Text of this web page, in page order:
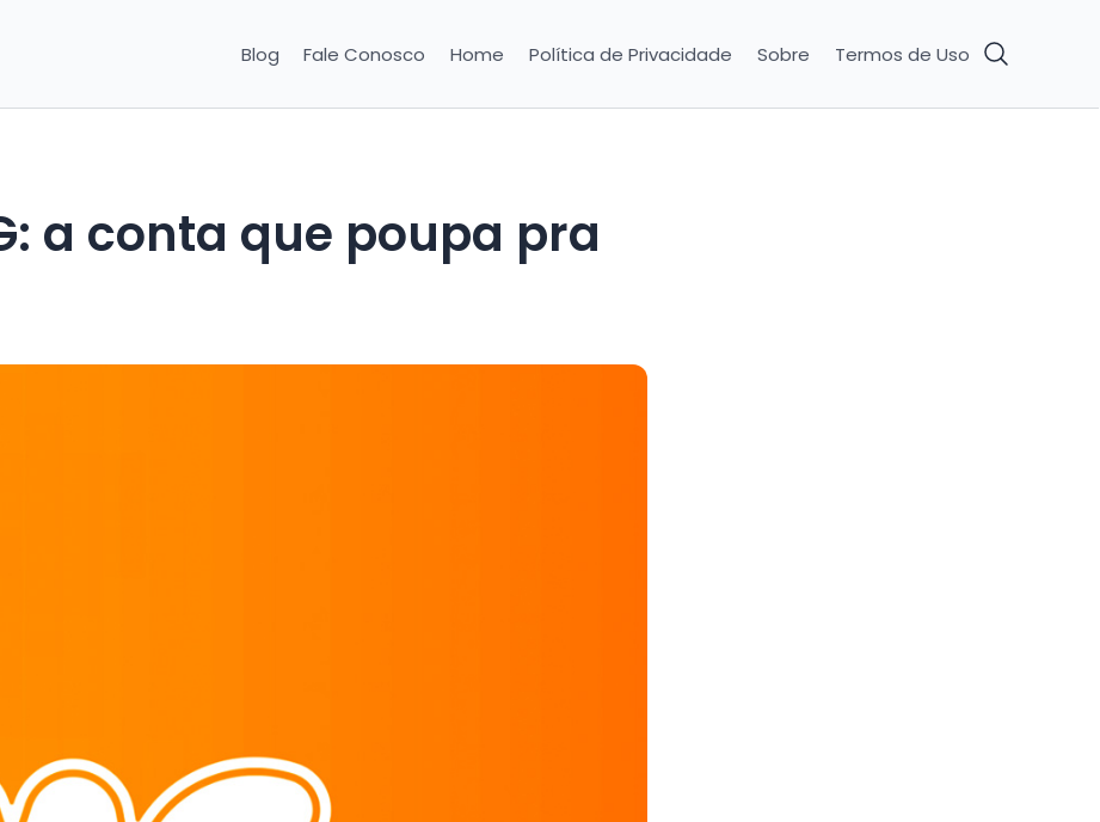
Blog Fale Conosco Home Política de Privacidade Sobre Termos de Uso
a conta que poupa pra